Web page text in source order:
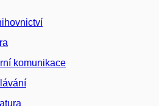
komunikace